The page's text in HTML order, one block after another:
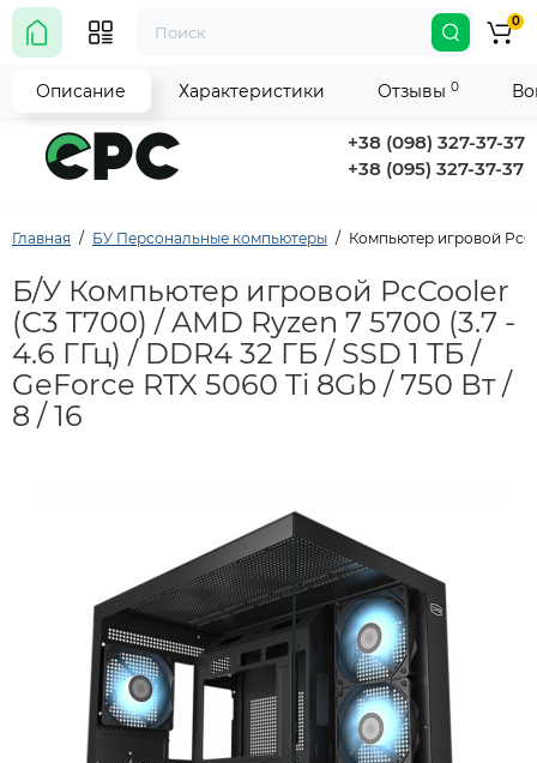
+38 (098) 327-37-37
+38 (095) 327-37-37
0
Главная БУ Персональные компьютеры Компьютер игровой
Б/У Компьютер игровой PcCooler
(C3 T700) / AMD Ryzen 7 5700 (3.7 -
4.6 ГГц) / DDR4 32 ГБ / SSD 1 ТБ /
GeForce RTX 5060 Ti 8Gb / 750 Вт /
8 / 16
Описание Характеристики Отзывы 0